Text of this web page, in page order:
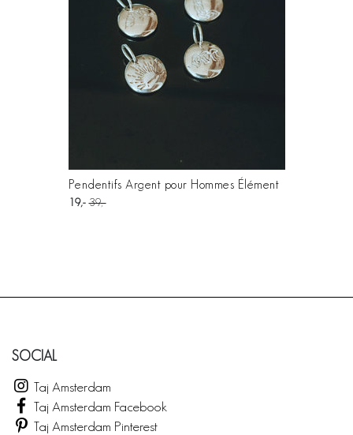
Pendentifs Argent pour Hommes Élément
19 39
SOCIAL
Taj Amsterdam
Taj Amsterdam Facebook
Taj Amsterdam Pinterest